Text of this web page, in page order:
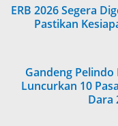
ERB 2026 Segera
Pastikan
Gandeng
Luncurkan 10
Dara